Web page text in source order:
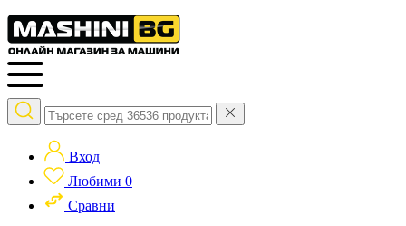
Вход
Любими 0
Сравни